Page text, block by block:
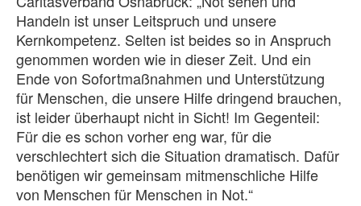
Handeln ist unser Leitspruch und unsere
Kernkompetenz. Selten ist beides so in Anspruch
genommen worden wie in dieser Zeit. Und ein
Ende von Sofortmaßnahmen und Unterstützung
für Menschen, die unsere Hilfe dringend brauchen,
ist leider überhaupt nicht in Sicht! Im Gegenteil:
Für die es schon vorher eng war, für die
verschlechtert sich die Situation dramatisch. Dafür
benötigen wir gemeinsam mitmenschliche Hilfe
von Menschen für Menschen in Not.“